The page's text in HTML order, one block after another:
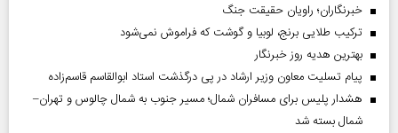
خبرنگاران؛ راویان حقیقت جنگ
ترکیب طلایی برنج، لوبیا و گوشت که فراموش نمی‌شود
بهترین هدیه روز خبرنگار
پیام تسلیت معاون وزیر ارشاد در پی درگذشت استاد ابوالقاسم قاسم‌زاده
هشدار پلیس برای مسافران شمال؛ مسیر جنوب به شمال چالوس و تهران–
شمال بسته شد